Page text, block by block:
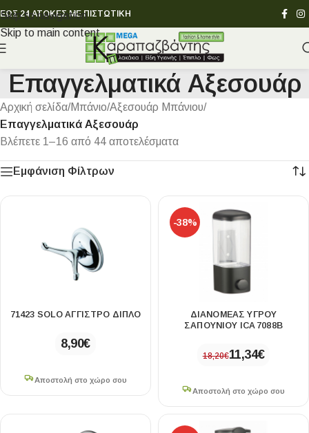
Skip to navigation
Skip to main content
ΕΩΣ 24 ΑΤΟΚΕΣ ΜΕ ΠΙΣΤΩΤΙΚΗ
Επαγγελματικά Αξεσουάρ
Αρχική σελίδα/Μπάνιο/Αξεσουάρ Μπάνιου/
Επαγγελματικά Αξεσουάρ
Βλέπετε 1–16 από 44 αποτελέσματα
Εμφάνιση Φίλτρων
71423 SOLO ΑΓΓΙΣΤΡΟ ΔΙΠΛΟ
8,90€
Αποστολή στο χώρο σου
-38%
ΔΙΑΝΟΜΈΑΣ ΥΓΡΟΎ
ΣΑΠΟΥΝΙΟΎ ICA 7088B
18,20€11,34€
Αποστολή στο χώρο σου